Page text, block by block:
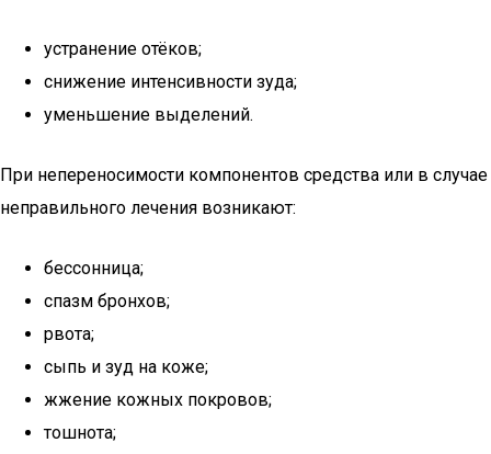
устранение отёков;
снижение интенсивности зуда;
уменьшение выделений.
При непереносимости компонентов средства или в случае
неправильного лечения возникают:
бессонница;
спазм бронхов;
рвота;
сыпь и зуд на коже;
жжение кожных покровов;
тошнота;